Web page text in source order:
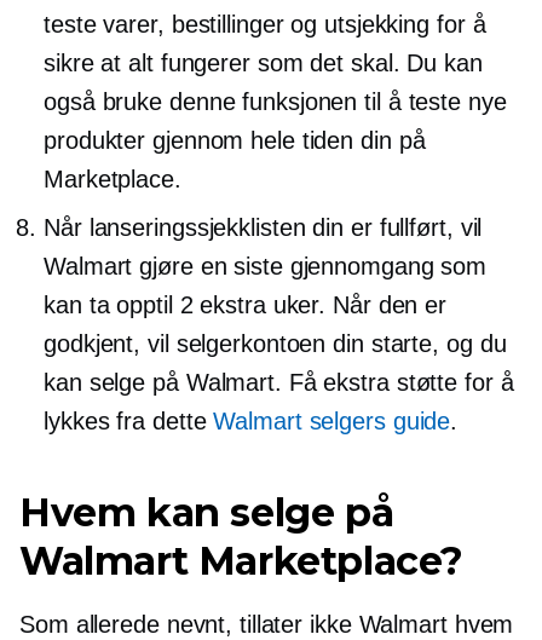
teste varer, bestillinger og utsjekking for å
sikre at alt fungerer som det skal. Du kan
også bruke denne funksjonen til å teste nye
produkter gjennom hele tiden din på
Marketplace.
Når lanseringssjekklisten din er fullført, vil
Walmart gjøre en siste gjennomgang som
kan ta opptil 2 ekstra uker. Når den er
godkjent, vil selgerkontoen din starte, og du
kan selge på Walmart. Få ekstra støtte for å
lykkes fra detteWalmart selgers guide.
Hvem kan selge på
Walmart Marketplace?
Som allerede nevnt, tillater ikke Walmart hvem